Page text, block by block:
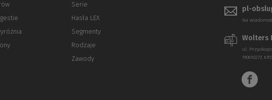
innej
strony)
Serie
Hasła LEX
Segmenty
Rodzaje
Zawody
pl-
Na
Wolters
ul.
190610277,